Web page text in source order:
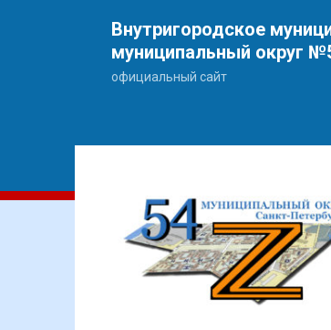
Внутригородское
муниципальный округ
официальный сайт